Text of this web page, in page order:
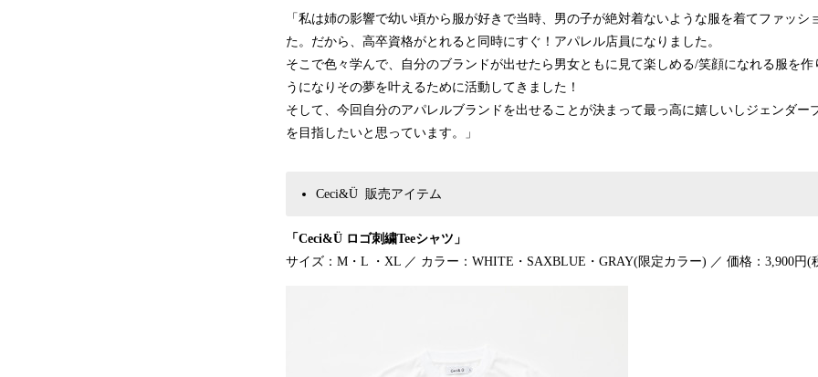
「私は姉の影響で幼い頃から服が好きで当時、男の子が絶対着ないような服を着てファッシ
た。だから、高卒資格がとれると同時にすぐ！アパレル店員になりました。
そこで色々学んで、自分のブランドが出せたら男女ともに見て楽しめる/笑顔になれる服を
うになりその夢を叶えるために活動してきました！
そして、今回自分のアパレルブランドを出せることが決まって最っ高に嬉しいしジェンダー
を目指したいと思っています。」
Ceci&Ü 販売アイテム
「Ceci&Ü ロゴ刺繍Teeシャツ」
サイズ：M・L ・XL ／ カラー：WHITE・SAXBLUE・GRAY(限定カラー) ／ 価格：3,900円(